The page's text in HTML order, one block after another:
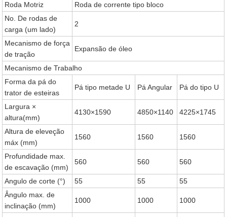
Roda Motriz
Roda de corrente tipo bloco
No. De rodas de
carga (um lado)
2
Mecanismo de força
de tração
Expansão de óleo
Mecanismo de Trabalho
Forma da pá do
trator de esteiras
Pá tipo metade U Pá Angular Pá do tipo U
Largura ×
altura(mm)
4130×1590 4850×1140 4225×1745
Altura de eleveção
máx (mm)
1560 1560 1560
Profundidade max.
de escavação (mm)
560 560 560
Angulo de corte (°) 55 55
55
Ângulo max. de
inclinação (mm)
1000 1000 1000